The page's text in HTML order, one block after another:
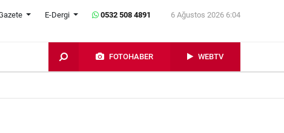
E-Dergi 0532 508 4891 6 Ağustos 2026 6:04
FOTOHABER WEBTV